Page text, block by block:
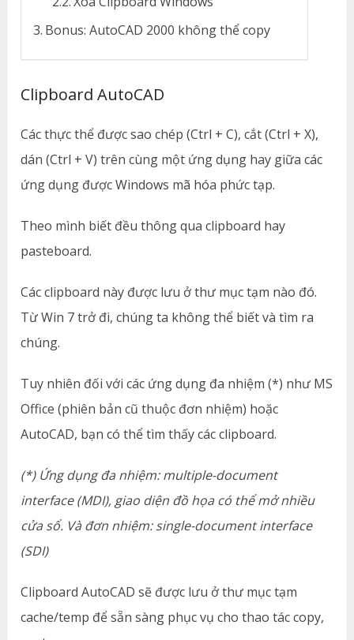
Bonus: AutoCAD 2000 không thể copy
Clipboard AutoCAD
Các thực thể được sao chép (Ctrl + C), cắt (Ctrl + X),
dán (Ctrl + V) trên cùng một ứng dụng hay giữa các
ứng dụng được Windows mã hóa phức tạp.
Theo mình biết đều thông qua clipboard hay
pasteboard.
Các clipboard này được lưu ở thư mục tạm nào đó.
Từ Win 7 trở đi, chúng ta không thể biết và tìm ra
chúng.
Tuy nhiên đối với các ứng dụng đa nhiệm (*) như MS
Office (phiên bản cũ thuộc đơn nhiệm) hoặc
AutoCAD, bạn có thể tìm thấy các clipboard.
(*) Ứng dụng đa nhiệm: multiple-document
interface (MDI), giao diện đồ họa có thể mở nhiều
cửa sổ. Và đơn nhiệm: single-document interface
(SDI)
Clipboard AutoCAD sẽ được lưu ở thư mục tạm
cache/temp để sẵn sàng phục vụ cho thao tác copy,